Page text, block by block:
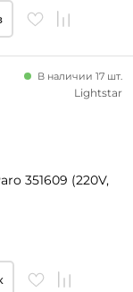
351609 (220V,
В наличии 17 шт.
Lightstar